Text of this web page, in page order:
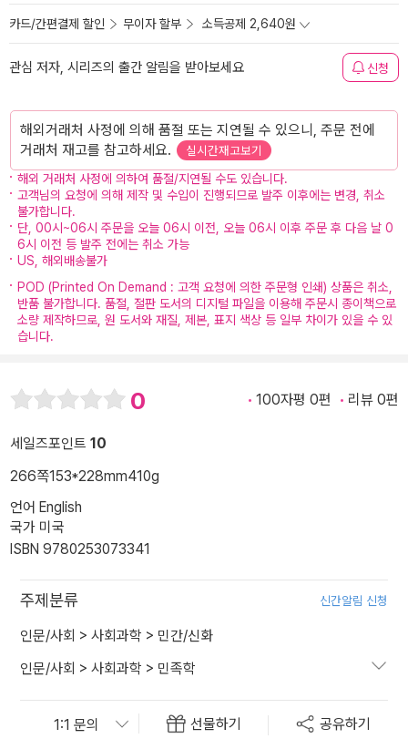
카드/간편결제 할인 무이자 할부 소득공제 2,640원
관심 저자, 시리즈의 출간 알림을 받아보세요 신청
해외거래처 사정에 의해 품절 또는 지연될 수 있으니, 주문 전에
거래처 재고를 참고하세요.
실시간재고보기
해외 거래처 사정에 의하여 품절/지연될 수도 있습니다.
고객님의 요청에 의해 제작 및 수입이 진행되므로 발주 이후에는 변경, 취소
불가합니다.
단, 00시~06시 주문을 오늘 06시 이전, 오늘 06시 이후 주문 후 다음 날 0
6시 이전 등 발주 전에는 취소 가능
US, 해외배송불가
POD (Printed On Demand : 고객 요청에 의한 주문형 인쇄) 상품은 취소,
반품 불가합니다. 품절, 절판 도서의 디지털 파일을 이용해 주문시 종이책으로
소량 제작하므로, 원 도서와 재질, 제본, 표지 색상 등 일부 차이가 있을 수 있
습니다.
0 100자평 0편 리뷰 0편
세일즈포인트 10
266쪽153*228mm410g
언어 English
국가 미국
ISBN 9780253073341
주제분류 신간알림 신청
인문/사회 > 사회과학 > 민간/신화
인문/사회 > 사회과학 > 민족학
선물하기 공유하기